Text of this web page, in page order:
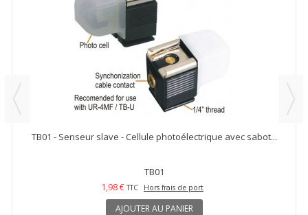
TB01 - Senseur slave - Cellule photoélectrique avec sabot...
TB01
1,98 € TTC Hors frais de port
AJOUTER AU PANIER